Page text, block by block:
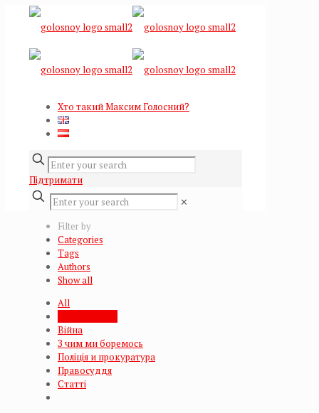
Хто такий Максим Голосний?
Підтримати
✕
Filter by
Categories
Tags
Authors
Show all
All
Війна
З чим ми боремось
Поліція и прокуратура
Правосуддя
Статті